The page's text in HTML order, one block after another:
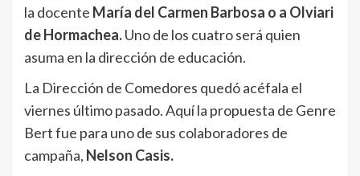
la docente María del Carmen Barbosa o a Olviari
de Hormachea.Uno de los cuatro será quien
asuma en la dirección de educación.
La Dirección de Comedores quedó acéfala el
viernes último pasado. Aquí la propuesta de Genre
Bert fue para uno de sus colaboradores de
campaña, Nelson Casis.